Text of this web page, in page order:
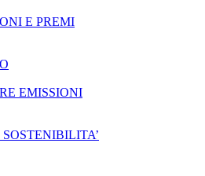
E PREMI
EMISSIONI